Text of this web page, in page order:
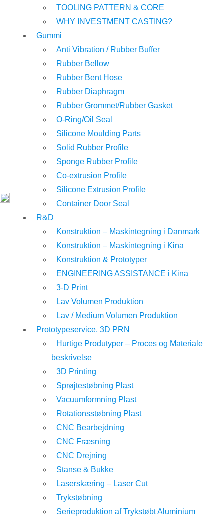
TOOLING PATTERN & CORE
WHY INVESTMENT CASTING?
Gummi
Anti Vibration / Rubber Buffer
Rubber Bellow
Rubber Bent Hose
Rubber Diaphragm
Rubber Grommet/Rubber Gasket
O-Ring/Oil Seal
Silicone Moulding Parts
Solid Rubber Profile
Sponge Rubber Profile
Co-extrusion Profile
Silicone Extrusion Profile
Container Door Seal
R&D
Konstruktion – Maskintegning i Danmark
Konstruktion – Maskintegning i Kina
Konstruktion & Prototyper
ENGINEERING ASSISTANCE i Kina
3-D Print
Lav Volumen Produktion
Lav / Medium Volumen Produktion
Prototypeservice, 3D PRN
Hurtige Produtyper – Proces og Materiale
beskrivelse
3D Printing
Sprøjtestøbning Plast
Vacuumformning Plast
Rotationsstøbning Plast
CNC Bearbejdning
CNC Fræsning
CNC Drejning
Stanse & Bukke
Laserskæring – Laser Cut
Trykstøbning
Serieproduktion af Trykstøbt Aluminium